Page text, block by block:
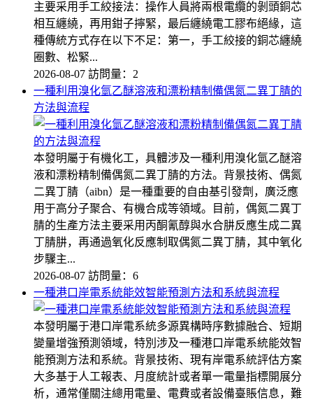
主要采用手工絞接法：操作人員將兩根電纜的剝頭銅芯
相互纏繞，再用鉗子擰緊，最后纏繞電工膠布絕緣，這
種傳統方式存在以下不足：第一，手工絞接的銅芯纏繞
圈數、松緊...
2026-08-07 訪問量：2
一種利用溴化氫乙醚溶液和漂粉精制備偶氮二異丁腈的
方法與流程
本發明屬于有機化工，具體涉及一種利用溴化氫乙醚溶
液和漂粉精制備偶氮二異丁腈的方法。背景技術、偶氮
二異丁腈（aibn）是一種重要的自由基引發劑，廣泛應
用于高分子聚合、有機合成等領域。目前，偶氮二異丁
腈的生產方法主要采用丙酮氰醇與水合肼反應生成二異
丁腈肼，再通過氧化反應制取偶氮二異丁腈，其中氧化
步驟主...
2026-08-07 訪問量：6
一種港口岸電系統能效智能預測方法和系統與流程
本發明屬于港口岸電系統多源異構時序數據融合、短期
變量增強預測領域，特別涉及一種港口岸電系統能效智
能預測方法和系統。背景技術、現有岸電系統評估方案
大多基于人工報表、月度統計或者單一電量指標開展分
析，通常僅關注總用電量、電費或者設備臺賬信息，難